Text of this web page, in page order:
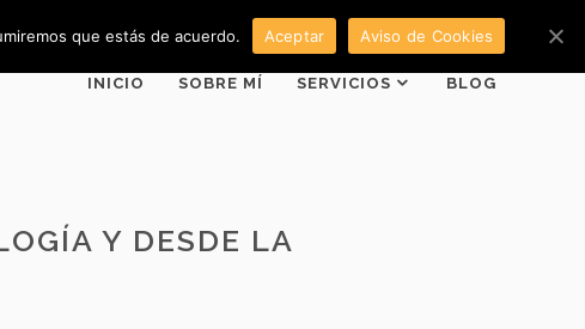
INICIO SOBRE MÍ SERVICIOS BLOG
Y DESDE LA
que estás de acuerdo. Aceptar Aviso de Cookies